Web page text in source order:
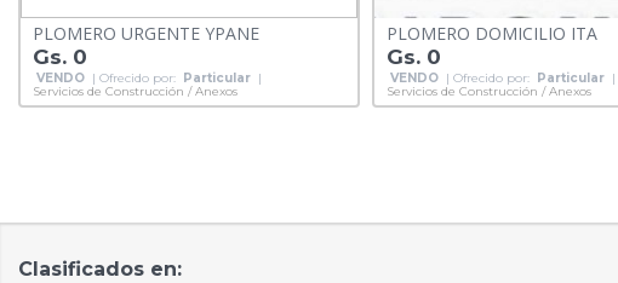
PLOMERO URGENTE YPANE
Gs. 0
VENDO | Ofrecido por: Particular |
Servicios de Construcción / Anexos
PLOMERO DOMICILIO ITA
Gs. 0
VENDO | Ofrecido por: Particular |
Servicios de Construcción / Anexos
Clasificados en: